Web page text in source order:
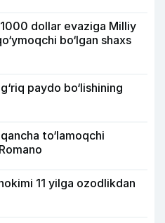
dollar evaziga Milliy
bo‘lgan shaxs
paydo bo‘lishining
to‘lamoqchi
11 yilga ozodlikdan